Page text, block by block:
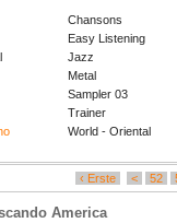
Chansons
Easy Listening
Jazz
Metal
Sampler 03
Trainer
World - Oriental
‹ Erste < 52
America